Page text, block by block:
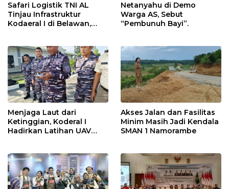
Safari Logistik TNI AL
Tinjau Infrastruktur
Kodaeral I di Belawan,
Netanyahu di Demo
Warga AS, Sebut
“Pembunuh Bayi”.
Menjaga Laut dari
Ketinggian, Koderal I
Hadirkan Latihan UAV
Akses Jalan dan Fasilitas
Minim Masih Jadi Kendala
SMAN 1 Namorambe